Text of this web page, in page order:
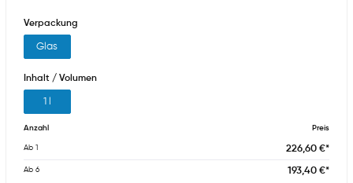
Verpackung
Glas
Inhalt / Volumen
1 l
Anzahl Preis
Ab 1 226,60 €*
Ab 6 193,40 €*